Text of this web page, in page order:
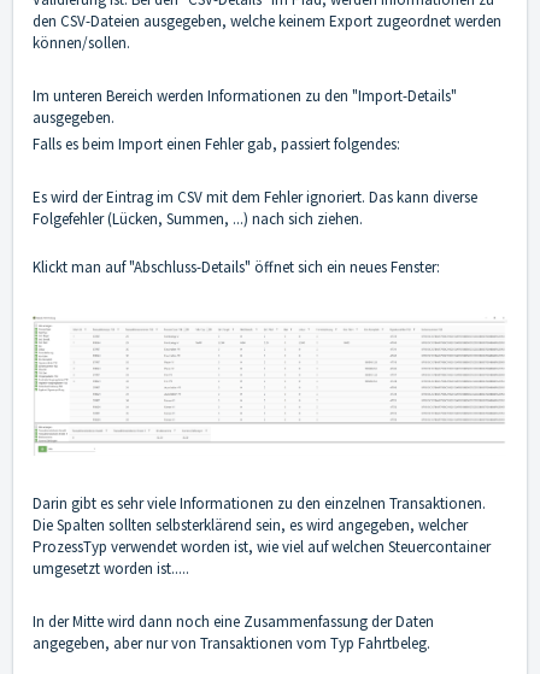
den CSV-Dateien ausgegeben, welche keinem Export zugeordnet werden
können/sollen.
Im unteren Bereich werden Informationen zu den "Import-Details"
ausgegeben.
Falls es beim Import einen Fehler gab, passiert folgendes:
Es wird der Eintrag im CSV mit dem Fehler ignoriert. Das kann diverse
Folgefehler (Lücken, Summen, ...) nach sich ziehen.
Klickt man auf "Abschluss-Details" öffnet sich ein neues Fenster:
Darin gibt es sehr viele Informationen zu den einzelnen Transaktionen.
Die Spalten sollten selbsterklärend sein, es wird angegeben, welcher
ProzessTyp verwendet worden ist, wie viel auf welchen Steuercontainer
umgesetzt worden ist.....
In der Mitte wird dann noch eine Zusammenfassung der Daten
angegeben, aber nur von Transaktionen vom Typ Fahrtbeleg.